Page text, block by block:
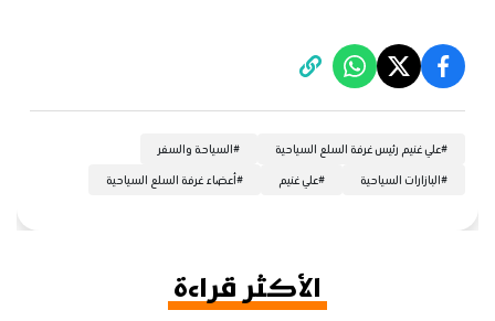
#علي غنيم رئيس غرفة السلع السياحية #السياحة والسفر
#البازارات السياحية #علي غنيم #أعضاء غرفة السلع السياحية
الأكثر قراءة